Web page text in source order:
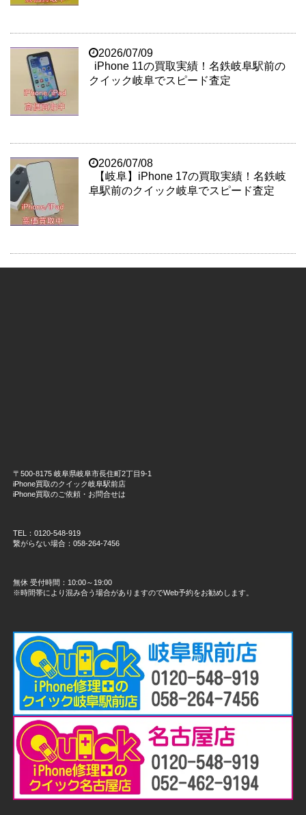
2026/07/09
iPhone 11の買取実績！名鉄岐阜駅前の
クイック岐阜でスピード査定
2026/07/08
【岐阜】iPhone 17の買取実績！名鉄岐
阜駅前のクイック岐阜でスピード査定
〒500-8175 岐阜県岐阜市長住町2丁目9-1
iPhone買取のクイック岐阜駅前店
iPhone買取のご依頼・お問合せは
TEL：0120-548-919
繋がらない場合：058-264-7456
無休 受付時間：10:00～19:00
※時間帯により混み合う場合がありますのでWeb予約をお勧めします。